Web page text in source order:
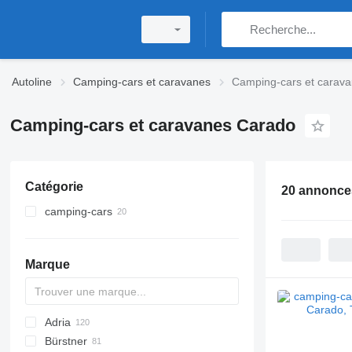
Autoline Camping-cars et caravanes Camping-cars et
Camping-cars et caravanes Carado
Catégorie
camping-cars
fourgons aménagés
Marque
Adria
Action
Bürstner
20